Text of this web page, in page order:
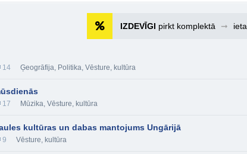
IZDEVĪGI pirkt komplektā ➞
14 Ģeogrāfija, Politika, Vēsture, kultūra
17 Mūzika, Vēsture, kultūra
kultūras un dabas mantojums Ungārijā
9 Vēsture, kultūra